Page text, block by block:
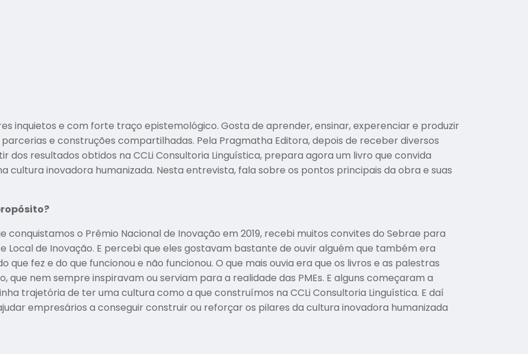
inquietos e com forte traço epistemológico. Gosta de aprender, ensinar, experenciar e produzir
e construções compartilhadas. Pela Pragmatha Editora, depois de receber diversos
resultados obtidos na CCLi Consultoria Linguística, prepara agora um livro que convida
inovadora humanizada. Nesta entrevista, fala sobre os pontos principais da obra e suas
conquistamos o Prêmio Nacional de Inovação em 2019, recebi muitos convites do Sebrae para
de Inovação. E percebi que eles gostavam bastante de ouvir alguém que também era
que fez e do que funcionou e não funcionou. O que mais ouvia era que os livros e as palestras
que nem sempre inspiravam ou serviam para a realidade das PMEs. E alguns começaram a
trajetória de ter uma cultura como a que construímos na CCLi Consultoria Linguística. E daí
empresários a conseguir construir ou reforçar os pilares da cultura inovadora humanizada